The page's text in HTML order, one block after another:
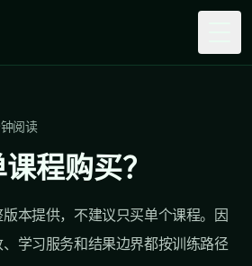
阅读
程购买？
本提供，不建议只买单个课程。因
学习服务和结果边界都按训练路径